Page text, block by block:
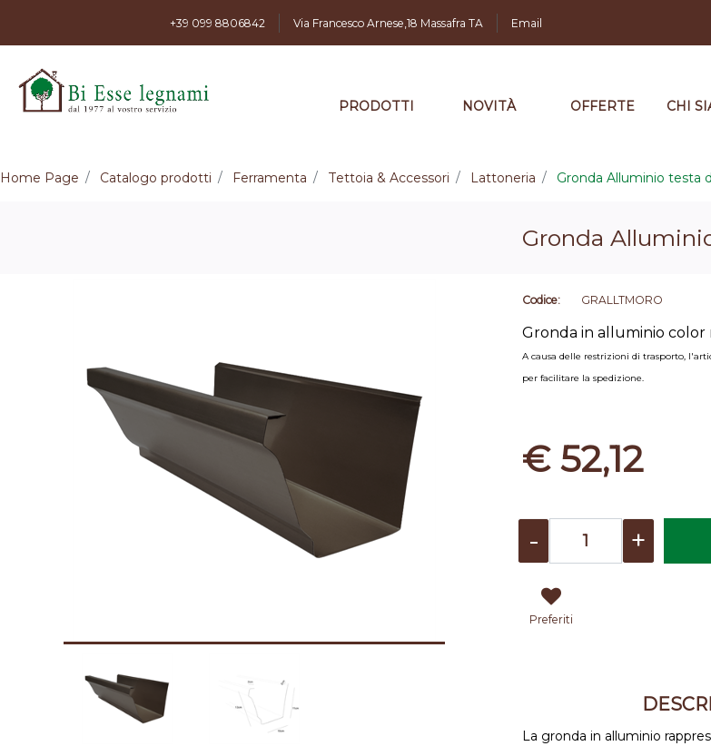
+39 099 8806842 Via Francesco Arnese,18 Massafra TA
Email
PRODOTTI NOVITÀ OFFERTE CHI
Home Page Catalogo prodotti Ferramenta Tettoia & Accessori Lattoneria Gronda Alluminio testa
Gronda
Codice: GRALLTMORO
Gronda in alluminio
A causa delle restrizioni di trasporto,
per facilitare la spedizione.
€ 52,12
Preferiti
La gronda in alluminio